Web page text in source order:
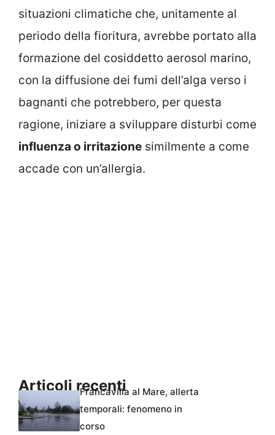
situazioni climatiche che, unitamente al
periodo della fioritura, avrebbe portato alla
formazione del cosiddetto aerosol marino,
con la diffusione dei fumi dell’alga verso i
bagnanti che potrebbero, per questa
ragione, iniziare a sviluppare disturbi come
influenza o irritazione similmente a come
accade con un’allergia.
Articoli recentiFrancavilla al Mare, allerta
temporali: fenomeno in
corso